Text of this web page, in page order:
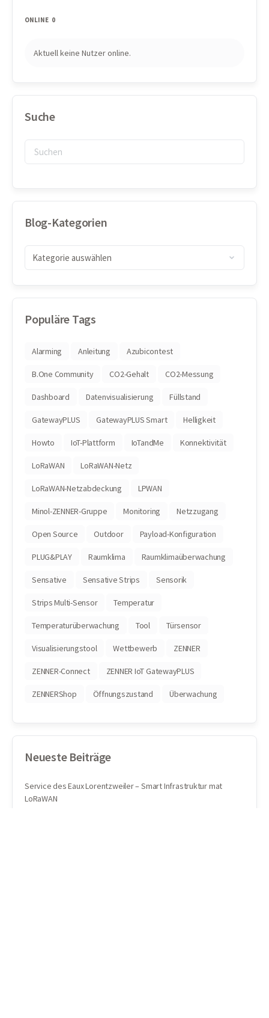
ONLINE 0
Aktuell keine Nutzer online.
Suche
Blog-Kategorien
Populäre Tags
Alarming Anleitung Azubicontest
B.One Community CO2-Gehalt CO2-Messung
Dashboard Datenvisualisierung Füllstand
GatewayPLUS GatewayPLUS Smart Helligkeit
Howto IoT-Plattform IoTandMe Konnektivität
LoRaWAN LoRaWAN-Netz
LoRaWAN-Netzabdeckung LPWAN
Minol-ZENNER-Gruppe Monitoring Netzzugang
Open Source Outdoor Payload-Konfiguration
PLUG&PLAY Raumklima Raumklimaüberwachung
Sensative Sensative Strips Sensorik
Strips Multi-Sensor Temperatur
Temperaturüberwachung Tool Türsensor
Visualisierungstool Wettbewerb ZENNER
ZENNER-Connect ZENNER IoT GatewayPLUS
ZENNERShop Öffnungszustand Überwachung
Neueste Beiträge
Service des Eaux Lorentzweiler – Smart Infrastruktur mat
LoRaWAN